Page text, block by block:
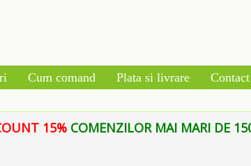
Cum comand Plata si livrare Contact
15% COMENZILOR MAI MARI DE